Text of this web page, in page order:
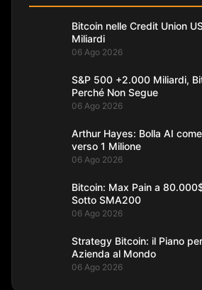
Bitcoin nelle Credit Union
Miliardi
06 Ago 2026
S&P 500 +2.000 Miliardi,
Perché Non Segue
06 Ago 2026
Arthur Hayes: Bolla AI
verso 1 Milione
06 Ago 2026
Bitcoin: Max Pain a
Sotto SMA200
06 Ago 2026
Strategy Bitcoin: il Piano
Azienda al Mondo
06 Ago 2026